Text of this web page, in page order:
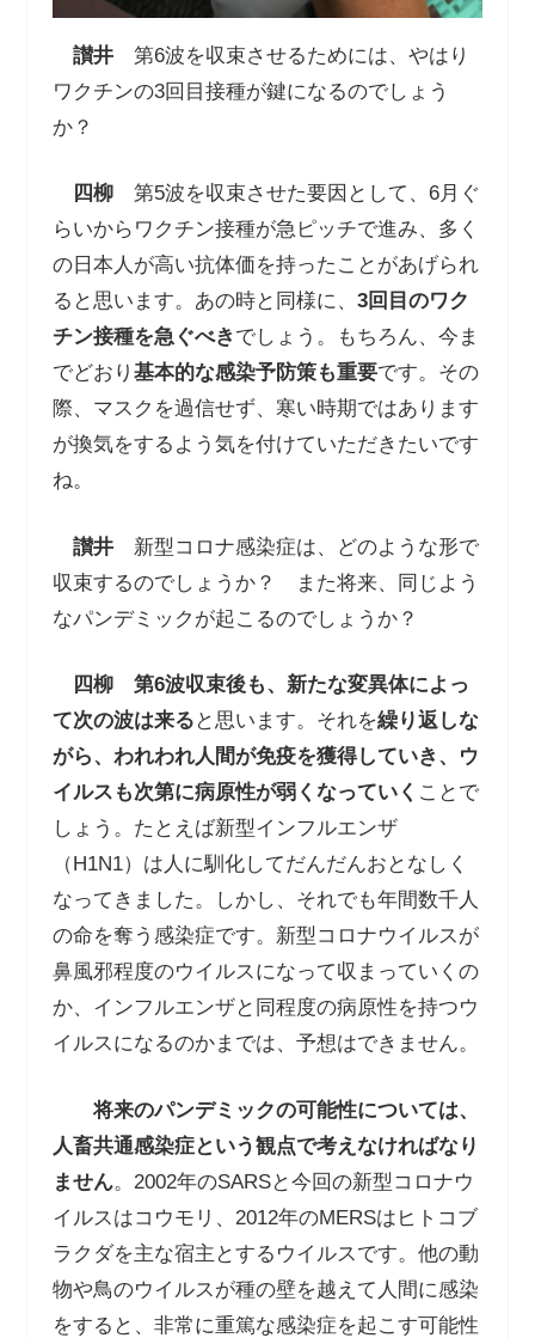
讃井第6波を収束させるためには、やはり
ワクチンの3回目接種が鍵になるのでしょう
か？
四柳第5波を収束させた要因として、 6月ぐ
らいからワクチン接種が急ピッチで進み、多く
の日本人が高い抗体価を持ったことがあげられ
ると思います。あの時と同様に、 3回目のワク
チン接種を急ぐべき でしょう。もちろん、今ま
でどおり 基本的な感染予防策も重要です。その
際、マスクを過信せず、寒い時期ではあります
が換気をするよう気を付けていただきたいです
ね。
讃井新型コロナ感染症は、どのような形で
収束するのでしょうか？ また将来、同じよう
なパンデミックが起こるのでしょうか？
四柳 第6波収束後も、新たな変異体によっ
て次の波は来る と思います。それを繰り返しな
がら、われわれ人間が免疫を獲得していき、ウ
イルスも次第に病原性が弱くなっていく ことで
しょう。たとえば新型インフルエンザ
（ H1N1）は人に馴化してだんだんおとなしく
なってきました。しかし、それでも年間数千人
の命を奪う感染症です。新型コロナウイルスが
鼻風邪程度のウイルスになって収まっていくの
か、インフルエンザと同程度の病原性を持つウ
イルスになるのかまでは、予想はできません。
将来のパンデミックの可能性については、
人畜共通感染症という観点で考えなければなり
ません。 2002年のSARSと今回の新型コロナウ
イルスはコウモリ、 2012年のMERSはヒトコブ
ラクダを主な宿主とするウイルスです。他の動
物や鳥のウイルスが種の壁を越えて人間に感染
をすると、非常に重篤な感染症を起こす可能性